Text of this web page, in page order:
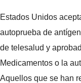
Estados Unidos
autoprueba de
de telesalud y
Medicamentos o la
Aquellos que se han